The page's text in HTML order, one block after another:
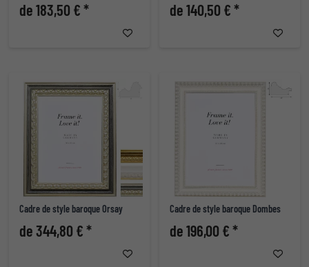
de 183,50 € * de 140,50 € *
Cadre de style baroque Orsay
de 344,80 € *
Cadre de style baroque Dombes
de 196,00 € *